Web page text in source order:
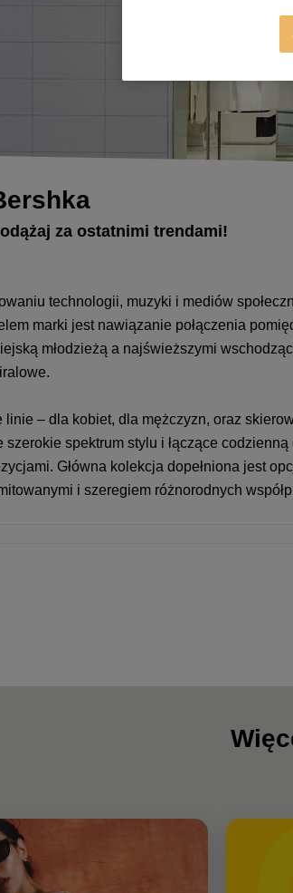
za ostatnimi trendami!
technologii, muzyki i mediów
marki jest nawiązanie połączenia
młodzieżą a najświeższymi
linie – dla kobiet, dla mężczyzn, oraz
spektrum stylu i łączące codzienną
Główna kolekcja dopełniona jest
i szeregiem różnorodnych